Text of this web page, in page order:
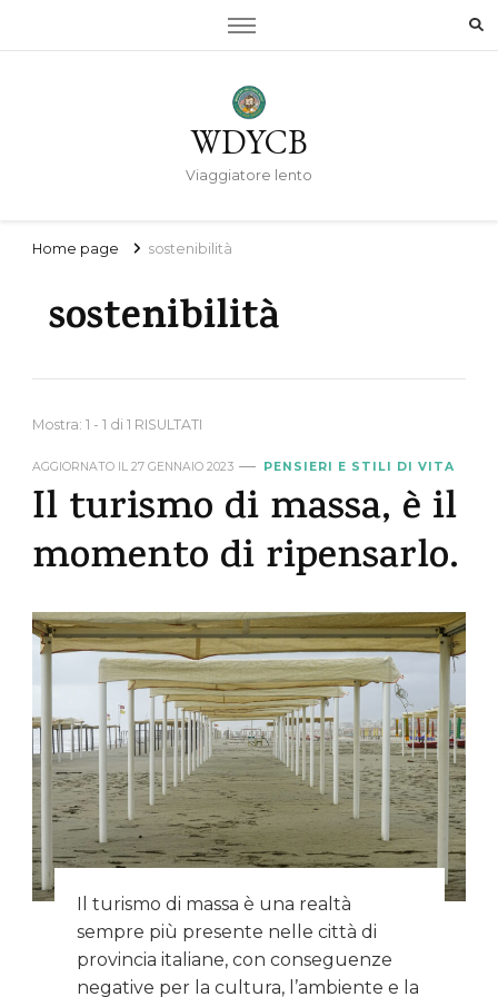
WDYCB
Viaggiatore lento
Home page sostenibilità
sostenibilità
Mostra: 1 - 1 di 1 RISULTATI
AGGIORNATO IL 27 GENNAIO 2023 PENSIERI E STILI DI VITA
Il turismo di massa, è il
momento di ripensarlo.
Il turismo di massa è una realtà
sempre più presente nelle città di
provincia italiane, con conseguenze
negative per la cultura, l’ambiente e la